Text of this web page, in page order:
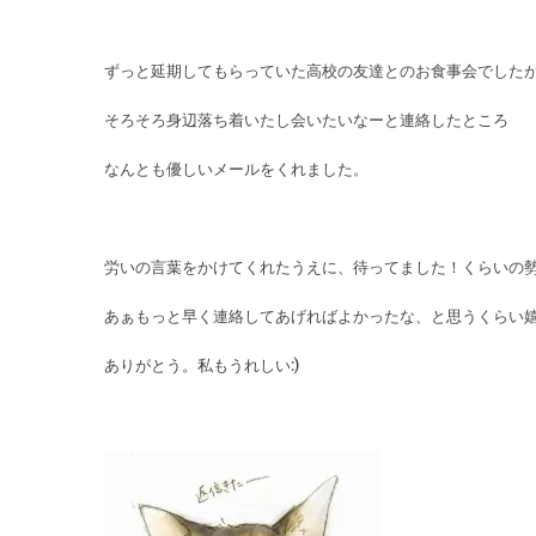
ずっと延期してもらっていた高校の友達とのお食事会でしたが
そろそろ身辺落ち着いたし会いたいなーと連絡したところ
なんとも優しいメールをくれました。
労いの言葉をかけてくれたうえに、待ってました！くらいの
あぁもっと早く連絡してあげればよかったな、と思うくらい
ありがとう。私もうれしい:)